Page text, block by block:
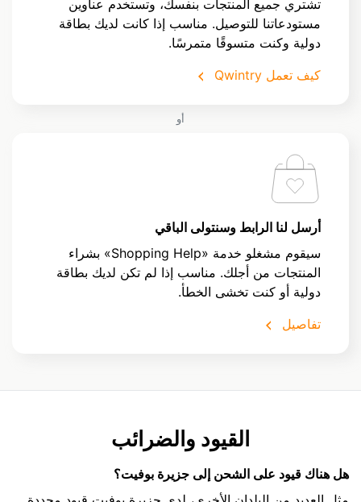
تشتري جميع المنتجات بنفسك، وتستخدم عناوين
مستودعاتنا للتوصيل. مناسب إذا كانت لديك بطاقة
دولية وكنت متسوقًا متمرسًا.
كيف تعمل Qwintry
أو
أرسل لنا الرابط وسنتولى الباقي
سيقوم مشغلو خدمة «Shopping Help» بشراء
المنتجات من أجلك. مناسب إذا لم تكن لديك بطاقة
دولية أو كنت تخشى الخطأ.
تفاصيل
القيود والضرائب
هل هناك قيود على الشحن إلى جزيرة بوفيت؟